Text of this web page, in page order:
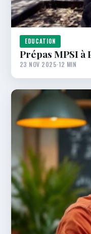
EDUCATION
Prépas MPSI
23 NOV 2025·12 MIN